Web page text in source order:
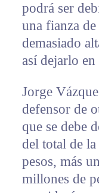
podrá ser
una fianza
demasiado
así dejarlo
Jorge
defensor de
que se debe
del total de
pesos, más
millones de